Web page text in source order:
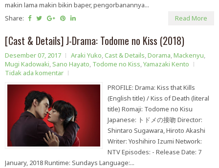
makin lama makin bikin baper, pengorbanannya...
Share:
Read More
[Cast & Details] J-Drama: Todome no Kiss (2018)
Desember 07, 2017 Araki Yuko,Cast & Details,Dorama,Mackenyu,
Mugi Kadowaki, Sano Hayato, Todome no Kiss,Yamazaki Kento
Tidak ada komentar
PROFILE: Drama: Kiss that Kills
(English title) / Kiss of Death (literal
title) Romaji: Todome no Kisu
Japanese: トドメの接吻 Director:
Shintaro Sugawara, Hiroto Akashi
Writer: Yoshihiro Izumi Network:
NTV Episodes: - Release Date: 7
January, 2018 Runtime: Sundays Language:...